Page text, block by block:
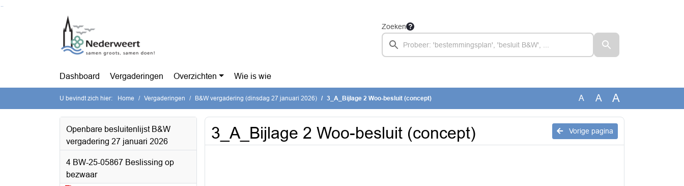
Zoeken
Dashboard Vergaderingen Overzichten Wie is wie
U bevindt zich hier: Home Vergaderingen B&W vergadering (dinsdag 27 januari 2026) 3_A_Bijlage 2 Woo-besluit (concept) A A A
Openbare besluitenlijst B&W
vergadering 27 januari 2026
4 BW-25-05867 Beslissing op
bezwaar
Vorige pagina
3_A_Bijlage 2 Woo-besluit (concept)